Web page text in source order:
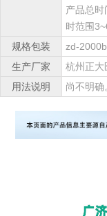
产品总
时范围
规格包装
zd-2000b
生产厂家
杭州正大
用法说明
尚不明确